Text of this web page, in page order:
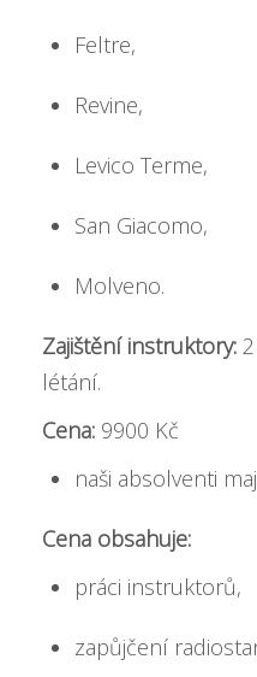
Feltre,
Revine,
Levico Terme,
San Giacomo,
Molveno.
Zajištění instruktory:
létání.
Cena: 9900 Kč
naši absolventi
Cena obsahuje:
práci instruktorů,
zapůjčení